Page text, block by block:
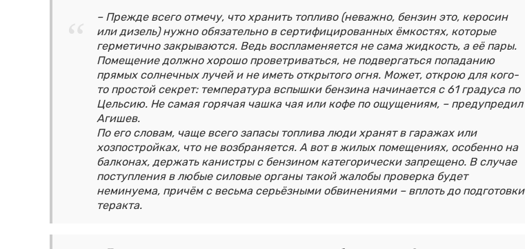
– Прежде всего отмечу, что хранить топливо (неважно, бензин это, керосин
или дизель) нужно обязательно в сертифицированных ёмкостях, которые
герметично закрываются. Ведь воспламеняется не сама жидкость, а её пары.
Помещение должно хорошо проветриваться, не подвергаться попаданию
прямых солнечных лучей и не иметь открытого огня. Может, открою для кого-
то простой секрет: температура вспышки бензина начинается с 61 градуса по
Цельсию. Не самая горячая чашка чая или кофе по ощущениям, – предупредил
Агишев.
По его словам, чаще всего запасы топлива люди хранят в гаражах или
хозпостройках, что не возбраняется. А вот в жилых помещениях, особенно на
балконах, держать канистры с бензином категорически запрещено. В случае
поступления в любые силовые органы такой жалобы проверка будет
неминуема, причём с весьма серьёзными обвинениями – вплоть до подготовки
теракта.